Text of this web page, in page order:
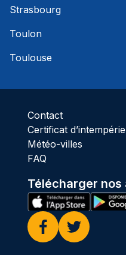
Strasbourg
Toulon
Toulouse
Contact
Certificat d’intempérie
Météo-villes
FAQ
Télécharger nos
Facebook
Twitter